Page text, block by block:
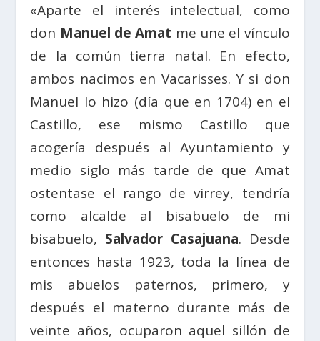
«Aparte el interés intelectual, como
don Manuel de Amat me une el vínculo
de la común tierra natal. En efecto,
ambos nacimos en Vacarisses. Y si don
Manuel lo hizo (día que en 1704) en el
Castillo, ese mismo Castillo que
acogería después al Ayuntamiento y
medio siglo más tarde de que Amat
ostentase el rango de virrey, tendría
como alcalde al bisabuelo de mi
bisabuelo, Salvador Casajuana. Desde
entonces hasta 1923, toda la línea de
mis abuelos paternos, primero, y
después el materno durante más de
veinte años, ocuparon aquel sillón de